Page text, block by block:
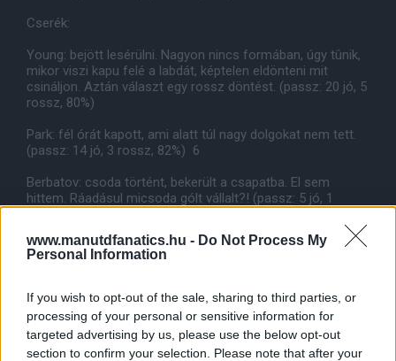
www.manutdfanatics.hu - Do Not Process My
Personal Information
If you wish to opt-out of the sale, sharing to third parties, or
processing of your personal or sensitive information for
targeted advertising by us, please use the below opt-out
section to confirm your selection. Please note that after your
Cserék:
Young: bejött lesérülni. Nagyon nincs formában, úgy tûnik,
mikor viszi kapu felé a labdát, képtelen eldönteni mit
csináljon. Aztán választ egy rossz döntést. (passz: 20 jó, 5
rossz, 80%)
Park: fél órát kapott, ami alatt túl nagy dolgokat nem tett.
(passz: 14 jó, 3 rossz, 82%) 6
Berbatov: csoda történt, bekerült a csapatba. El sem
hittem. Ráadásul micsoda gólt vállalt?! (passz: 5 jó, 1